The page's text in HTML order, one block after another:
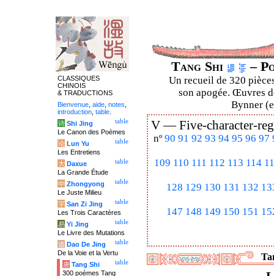
Tang Shi –
Un recueil de 320
son apogée. Œuvres
Bynner
V —Five-character-
nº 90 91 92 93 94 95 96 97
109 110 111 112 113 114
128 129 130 131 132
147 148 149 150 151
CLASSIQUES
CHINOIS
& TRADUCTIONS
Bienvenue aide notes
introduction table
table
诗 Shi Jing
Le Canon des Poèmes
table
论 Lun Yu
Les Entretiens
table
大 Daxue
La Grande Étude
table
中 Zhongyong
Le Juste Milieu
table
字 San Zi Jing
Les Trois Caractères
table
易 Yi Jing
Le Livre des Mutations
table
道 Dao De Jing
De la Voie et la Vertu
table
唐 Tang Shi
300 poèmes Tang